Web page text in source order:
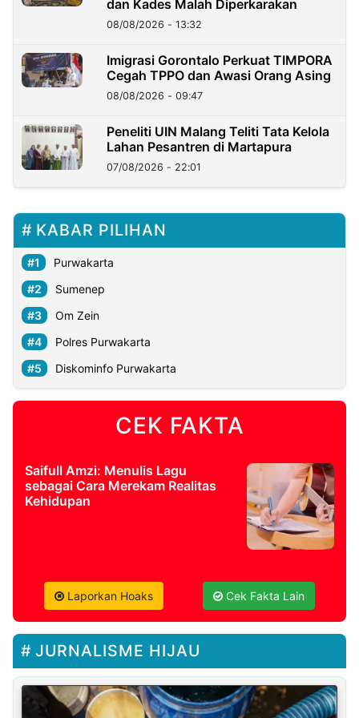
dan Kades Malah Diperkarakan
08/08/2026 - 13:32
Imigrasi Gorontalo Perkuat TIMPORA
Cegah TPPO dan Awasi Orang Asing
08/08/2026 - 09:47
Peneliti UIN Malang Teliti Tata Kelola
Lahan Pesantren di Martapura
07/08/2026 - 22:01
KABAR PILIHAN
Purwakarta
Sumenep
Om Zein
Polres Purwakarta
Diskominfo Purwakarta
CEK FAKTA
Saifull Amzi: Menulis Lagu
sebagai Cara Merekam Realitas
Kehidupan
Laporkan Hoaks Cek Fakta Lain
JURNALISME HIJAU